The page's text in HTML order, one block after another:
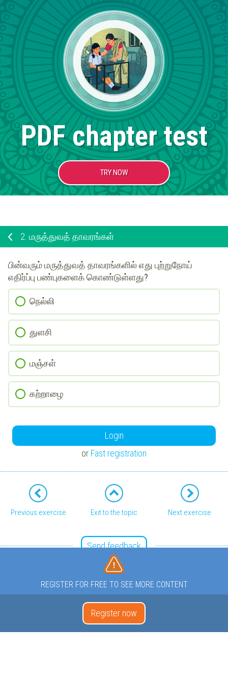
PDF chapter test
TRY NOW
2. மருத்துவத் தாவரங்கள்
பின்வரும் மருத்துவத் தாவரங்களில் எது புற்றுநோய்
எதிர்ப்பு பண்புகளைக் கொண்டுள்ளது?
நெல்லி
துளசி
மஞ்சள்
கற்றாழை
Login
or Fast registration
Previous exercise Exit to the topic Next exercise
Send feedback
REGISTER FOR FREE TO SEE MORE CONTENT
Register now